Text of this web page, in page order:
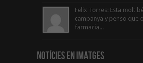
Felix Torres: Esta molt
campanya y penso que
farmacia...
Notícies en Imatges